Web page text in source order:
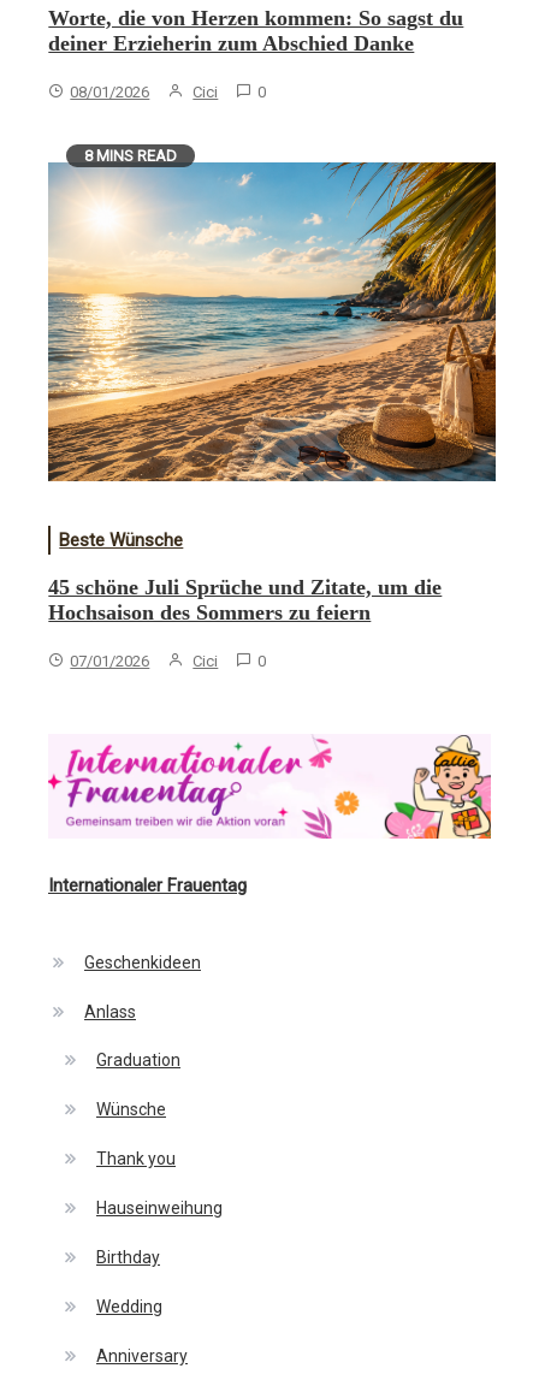
Worte, die von Herzen kommen: So sagst du
deiner Erzieherin zum Abschied Danke
08/01/2026 Cici 0
8 MINS READ
Beste Wünsche
45 schöne Juli Sprüche und Zitate, um die
Hochsaison des Sommers zu feiern
07/01/2026 Cici 0
Internationaler Frauentag
Geschenkideen
Anlass
Graduation
Wünsche
Thank you
Hauseinweihung
Birthday
Wedding
Anniversary